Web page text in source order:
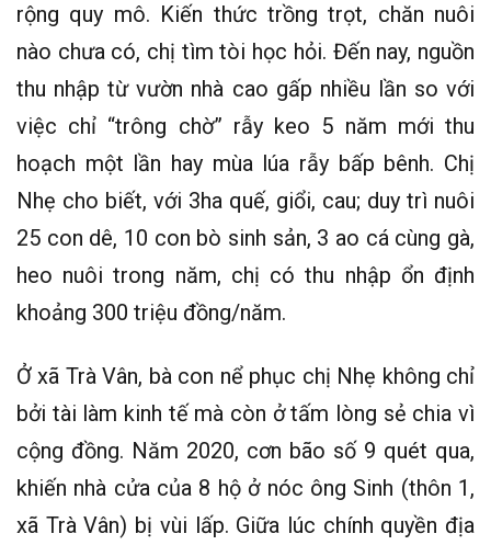
rộng quy mô. Kiến thức trồng trọt, chăn nuôi
nào chưa có, chị tìm tòi học hỏi. Đến nay, nguồn
thu nhập từ vườn nhà cao gấp nhiều lần so với
việc chỉ “trông chờ” rẫy keo 5 năm mới thu
hoạch một lần hay mùa lúa rẫy bấp bênh. Chị
Nhẹ cho biết, với 3ha quế, giổi, cau; duy trì nuôi
25 con dê, 10 con bò sinh sản, 3 ao cá cùng gà,
heo nuôi trong năm, chị có thu nhập ổn định
khoảng 300 triệu đồng/năm.
Ở xã Trà Vân, bà con nể phục chị Nhẹ không chỉ
bởi tài làm kinh tế mà còn ở tấm lòng sẻ chia vì
cộng đồng. Năm 2020, cơn bão số 9 quét qua,
khiến nhà cửa của 8 hộ ở nóc ông Sinh (thôn 1,
xã Trà Vân) bị vùi lấp. Giữa lúc chính quyền địa